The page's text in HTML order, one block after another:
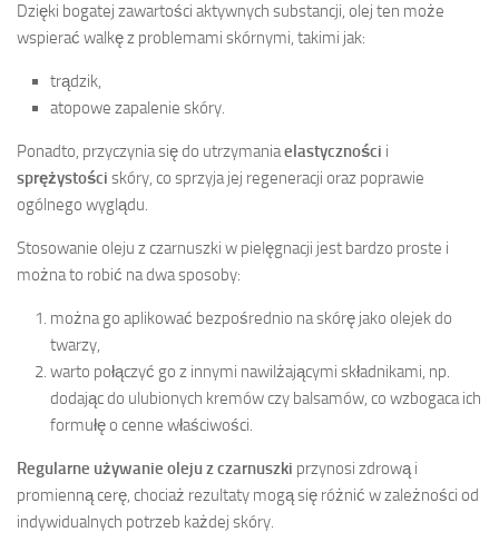
Dzięki bogatej zawartości aktywnych substancji, olej ten może
wspierać walkę z problemami skórnymi, takimi jak:
trądzik,
atopowe zapalenie skóry.
Ponadto, przyczynia się do utrzymaniaelastyczności i
sprężystości skóry, co sprzyja jej regeneracji oraz poprawie
ogólnego wyglądu.
Stosowanie oleju z czarnuszki w pielęgnacji jest bardzo proste i
można to robić na dwa sposoby:
można go aplikować bezpośrednio na skórę jako olejek do
twarzy,
warto połączyć go z innymi nawilżającymi składnikami, np.
dodając do ulubionych kremów czy balsamów, co wzbogaca ich
formułę o cenne właściwości.
Regularne używanie oleju z czarnuszki przynosi zdrową i
promienną cerę, chociaż rezultaty mogą się różnić w zależności od
indywidualnych potrzeb każdej skóry.